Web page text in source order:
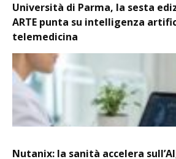
Università di Parma, la sesta
ARTE punta su intelligenza
telemedicina
Nutanix: la sanità accelera